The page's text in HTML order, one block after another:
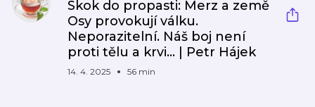
Skok do propasti: Merz a země
Osy provokují válku.
Neporazitelní. Náš boj není
proti tělu a krvi... | Petr Hájek
14. 4. 2025 56 min